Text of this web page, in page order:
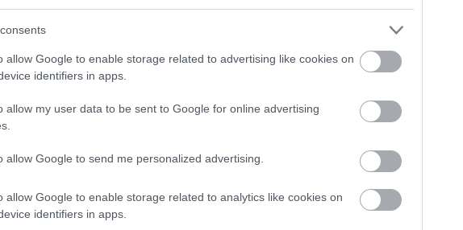
allow Google to enable storage related to advertising like cookies on
identifiers in apps.
allow my user data to be sent to Google for online advertising
allow Google to send me personalized advertising.
allow Google to enable storage related to analytics like cookies on
identifiers in apps.